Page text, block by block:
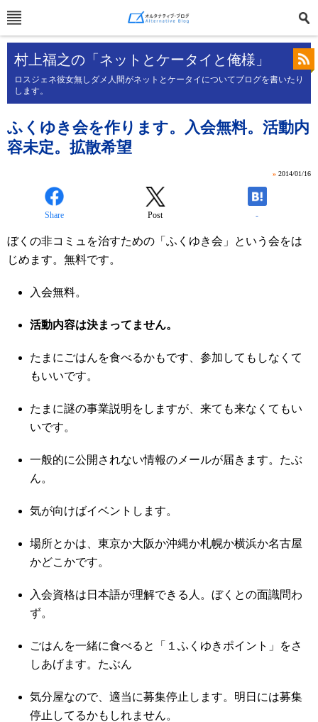
村上福之の「ネットとケータイと俺様」
ロスジェネ彼女無しダメ人間がネットとケータイについてブログを書いたり
します。
ふくゆき会を作ります。入会無料。活動内
容未定。拡散希望
» 2014/01/16
Share Post -
ぼくの非コミュを治すための「ふくゆき会」という会をは
じめます。無料です。
入会無料。
活動内容は決まってません。
たまにごはんを食べるかもです、参加してもしなくて
もいいです。
たまに謎の事業説明をしますが、来ても来なくてもい
いです。
一般的に公開されない情報のメールが届きます。たぶ
ん。
気が向けばイベントします。
場所とかは、東京か大阪か沖縄か札幌か横浜か名古屋
かどこかです。
入会資格は日本語が理解できる人。ぼくとの面識問わ
ず。
ごはんを一緒に食べると「１ふくゆきポイント」をさ
しあげます。たぶん
気分屋なので、適当に募集停止します。明日には募集
停止してるかもしれません。